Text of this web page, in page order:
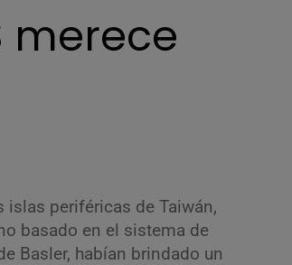
de Basler ofrece una variedad
sostenibles con opciones
merece
islas periféricas de Taiwán,
basado en el sistema de
Basler, habían brindado un